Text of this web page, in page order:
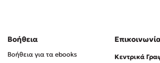
Βοήθεια
Βοήθεια για τα ebooks
Κεντρικά